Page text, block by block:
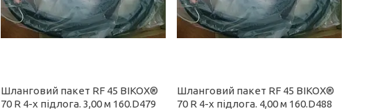
Шланговий пакет RF 45 BIKOX®
70 R 4-x підлога. 3,00 м 160.D479
Шланговий пакет RF 45 BIKOX®
70 R 4-x підлога. 4,00 м 160.D488